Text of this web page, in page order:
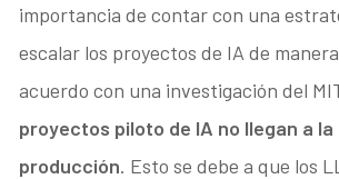
importancia de contar con una
escalar los proyectos de IA de
acuerdo con una investigación del
proyectos piloto de IA no llegan a
producción. Esto se debe a que los